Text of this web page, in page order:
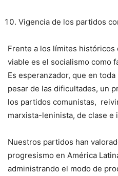
Vigencia de los partidos
Frente a los límites
viable es el socialismo como
Es esperanzador, que en
pesar de las dificultades, un
los partidos comunistas,
marxista-leninista, de clase e
Nuestros partidos han
progresismo en América
administrando el modo de